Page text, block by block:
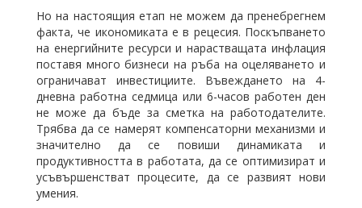
Но на настоящия етап не можем да пренебрегнем
факта, че икономиката е в рецесия. Поскъпването
на енергийните ресурси и нарастващата инфлация
поставя много бизнеси на ръба на оцеляването и
ограничават инвестициите. Въвеждането на 4-
дневна работна седмица или 6-часов работен ден
не може да бъде за сметка на работодателите.
Трябва да се намерят компенсаторни механизми и
значително да се повиши динамиката и
продуктивността в работата, да се оптимизират и
усъвършенстват процесите, да се развият нови
умения.